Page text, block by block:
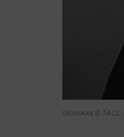
Обложка © ТАСС